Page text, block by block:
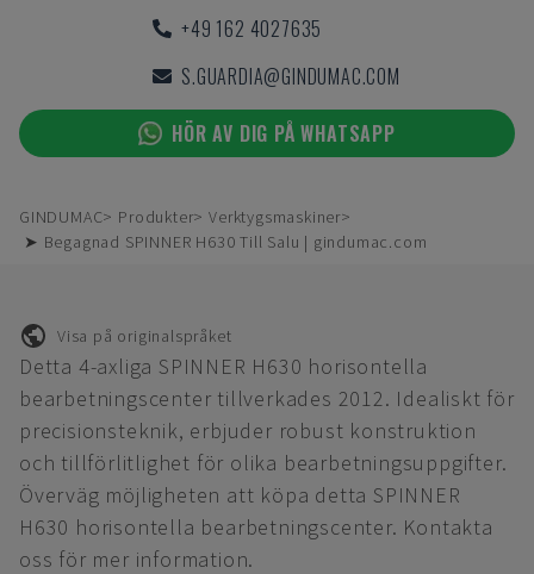
+49 162 4027635
S.GUARDIA@GINDUMAC.COM
HÖR AV DIG PÅ WHATSAPP
GINDUMAC Produkter
Verktygsmaskiner
➤ Begagnad SPINNER H630 Till Salu | gindumac.com
Visa på originalspråket
Detta 4-axliga SPINNER H630 horisontella
bearbetningscenter tillverkades 2012. Idealiskt för
precisionsteknik, erbjuder robust konstruktion
och tillförlitlighet för olika bearbetningsuppgifter.
Överväg möjligheten att köpa detta SPINNER
H630 horisontella bearbetningscenter. Kontakta
oss för mer information.